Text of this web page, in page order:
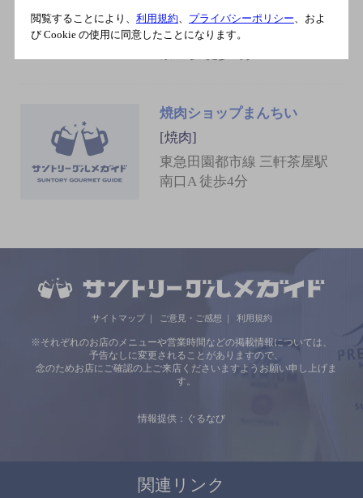
東急世田谷線 三軒茶屋駅 徒
歩2分／東急田園都市線 三軒
焼肉ショップまんちい
[焼肉]
東急田園都市線 三軒茶屋駅
南口A 徒歩4分
サイトマップ ご意見・ご感想 利用規約
※それぞれのお店のメニューや営業時間などの掲載情報については、
予告なしに変更されることがありますので、
念のためお店にご確認の上ご来店くださいますようお願い申し上げま
す。
情報提供：ぐるなび
関連リンク
閲覧することにより、 利用規約、 プライバシーポリシー、およ
び Cookie の使用に同意したことになります。